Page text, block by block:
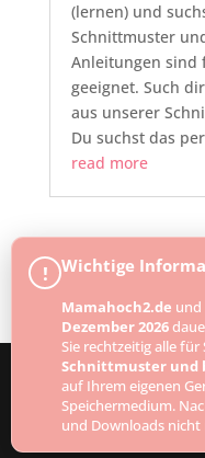
(lernen) und
Schnittmuster
Anleitungen sind
geeignet. Such
aus unserer
Du suchst das
read more
Designed by
! Wichtige
Mamahoch2.de und
Dezember 2026
Sie rechtzeitig alle für
Schnittmuster und
auf Ihrem eigenen
Speichermedium.
und Downloads